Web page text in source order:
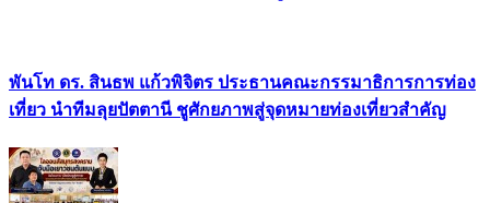
พันโท ดร. สินธพ แก้วพิจิตร ประธานคณะกรรมาธิการการท่อง
เที่ยว นำทีมลุยปัตตานี ชูศักยภาพสู่จุดหมายท่องเที่ยวสำคัญ